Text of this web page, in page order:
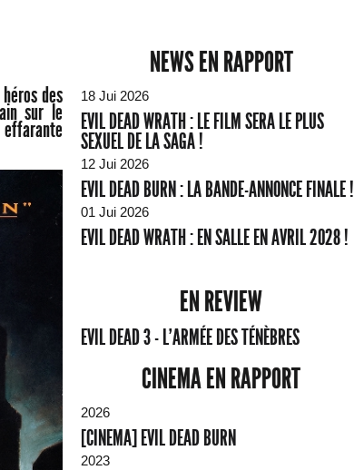
des
sur le
NEWS EN RAPPORT
18 Jui 2026
EVIL DEAD WRATH : LE FILM SERA LE PLUS
SEXUEL DE LA SAGA !
12 Jui 2026
EVIL DEAD BURN : LA BANDE-ANNONCE FINALE !
01 Jui 2026
EVIL DEAD WRATH : EN SALLE EN AVRIL 2028 !
EN REVIEW
EVIL DEAD 3 - L'ARMÉE DES TÉNÈBRES
CINEMA EN RAPPORT
2026
[CINEMA] EVIL DEAD BURN
2023